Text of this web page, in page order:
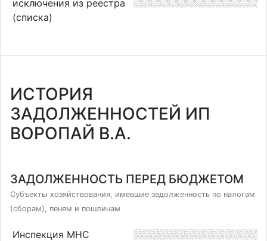
исключения из реестра
(списка)
ИСТОРИЯ
ЗАДОЛЖЕННОСТЕЙ ИП
ВОРОПАЙ В.А.
ЗАДОЛЖЕННОСТЬ ПЕРЕД БЮДЖЕТОМ
Субъекты хозяйствования, имевшие задолженность по налогам
(сборам), пеням и пошлинам
Инспекция МНС